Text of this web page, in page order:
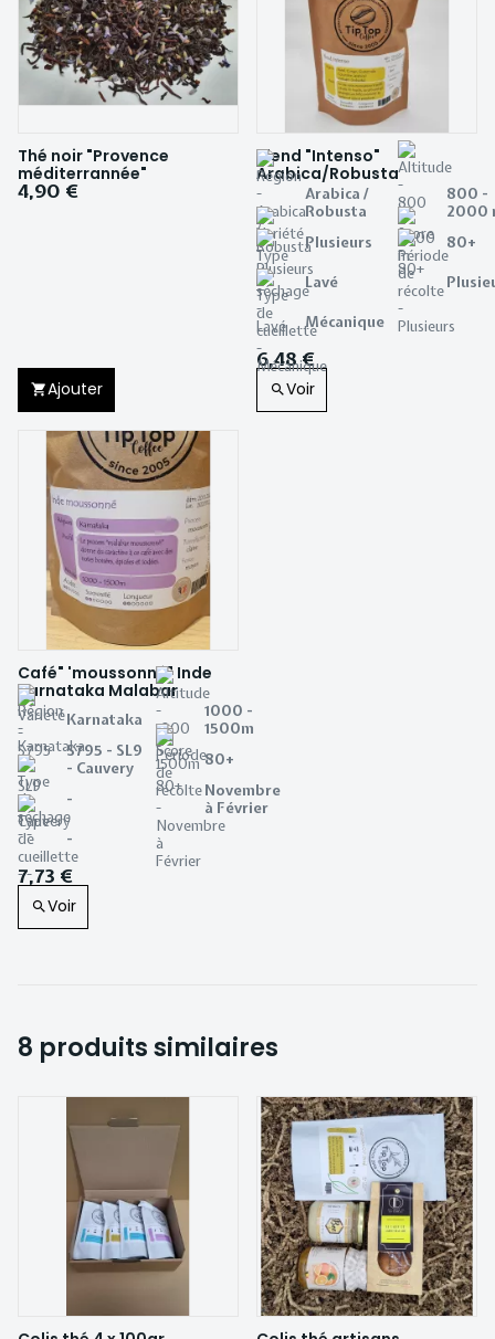
Thé noir "Provence
méditerrannée"
4,90 €
Ajouter
Blend "Intenso"
Arabica/Robusta
Arabica /
Robusta
800 -
2000
Plusieurs
80+
Lavé
Mécanique
6,48 €
Voir
Café" 'moussonné" Inde
Karnataka Malabar
Karnataka
1000 -
1500m
S795 - SL9
- Cauvery
80+
-
Novembre
à Février
-
7,73 €
Voir
8 produits similaires